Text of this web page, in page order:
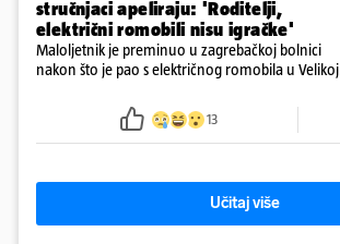
stručnjaci apeliraju: 'Roditelji,
električni romobili nisu igračke'
Maloljetnik je preminuo u zagrebačkoj bolnici
nakon što je pao s električnog romobila u Velikoj
13
Učitaj više